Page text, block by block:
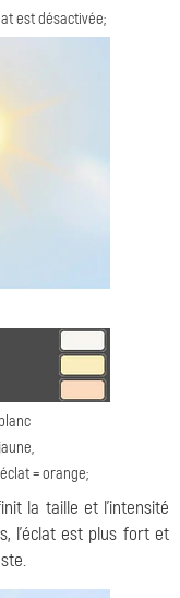
est désactivée;
= orange;
la taille et l'intensité
l'éclat est plus fort et